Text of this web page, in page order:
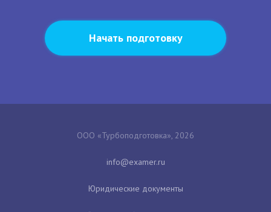
Начать подготовку
ООО «Турбоподготовка», 2026
Юридические документы